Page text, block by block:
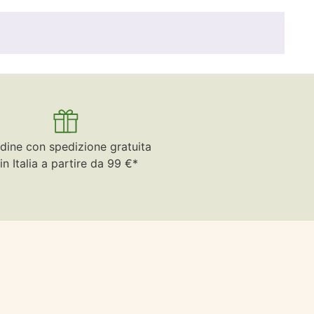
con spedizione gratuita
in Italia a partire da 99 €*